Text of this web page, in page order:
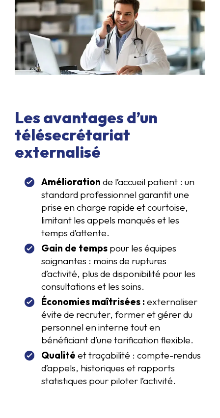
Les avantages d’un
télésecrétariat
externalisé
Amélioration de l’accueil patient : un
standard professionnel garantit une
prise en charge rapide et courtoise,
limitant les appels manqués et les
temps d’attente.
Gain de temps pour les équipes
soignantes : moins de ruptures
d’activité, plus de disponibilité pour les
consultations et les soins.
Économies maîtrisées : externaliser
évite de recruter, former et gérer du
personnel en interne tout en
bénéficiant d’une tarification flexible.
Qualité et traçabilité : compte-rendus
d’appels, historiques et rapports
statistiques pour piloter l’activité.